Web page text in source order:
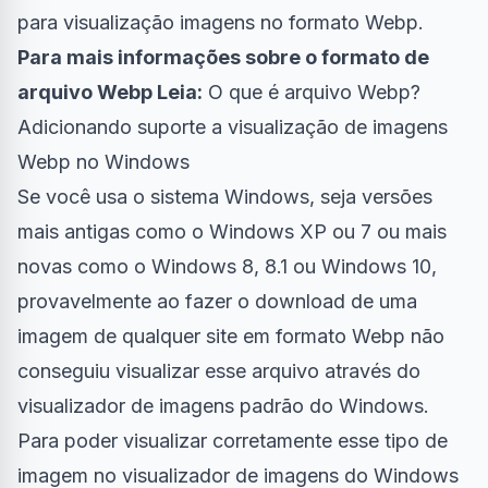
para visualização imagens no formato Webp.
Para mais informações sobre o formato de
arquivo Webp Leia: O que é arquivo Webp?
Adicionando suporte a visualização de imagens
Webp no Windows
Se você usa o sistema Windows, seja versões
mais antigas como o Windows XP ou 7 ou mais
novas como o Windows 8, 8.1 ou Windows 10,
provavelmente ao fazer o download de uma
imagem de qualquer site em formato Webp não
conseguiu visualizar esse arquivo através do
visualizador de imagens padrão do Windows.
Para poder visualizar corretamente esse tipo de
imagem no visualizador de imagens do Windows